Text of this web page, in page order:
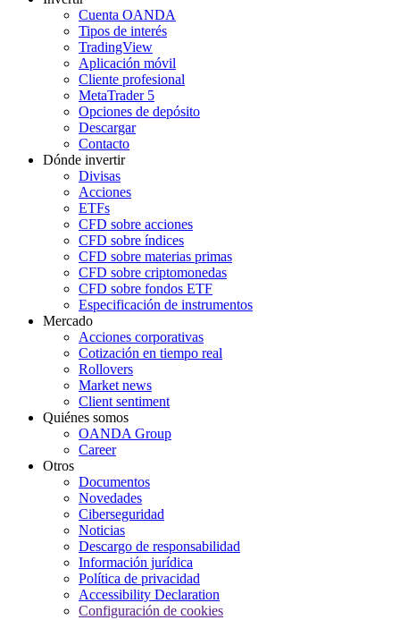
Cuenta OANDA
Tipos de interés
TradingView
Aplicación móvil
Cliente profesional
MetaTrader 5
Opciones de depósito
Descargar
Contacto
Dónde invertir
Divisas
Acciones
ETFs
CFD sobre acciones
CFD sobre índices
CFD sobre materias primas
CFD sobre criptomonedas
CFD sobre fondos ETF
Especificación de instrumentos
Mercado
Acciones corporativas
Cotización en tiempo real
Rollovers
Market news
Client sentiment
Quiénes somos
OANDA Group
Career
Otros
Documentos
Novedades
Ciberseguridad
Noticias
Descargo de responsabilidad
Información jurídica
Política de privacidad
Accessibility Declaration
Configuración de cookies